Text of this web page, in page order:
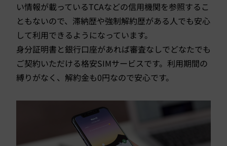
い情報が載っているTCAなどの信用機関を参照するこ
ともないので、滞納歴や強制解約歴がある人でも安心
して利用できるようになっています。
身分証明書と銀行口座があれば審査なしでどなたでも
ご契約いただける格安SIMサービスです。利用期間の
縛りがなく、解約金も0円なので安心です。